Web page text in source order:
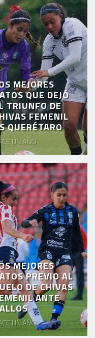
MEJORES
QUE DEJÓ
TRIUNFO DE
FEMENIL
QUERÉTARO
UN AÑO
MEJORES
PREVIO AL
DE CHIVAS
ANTE
UN AÑO